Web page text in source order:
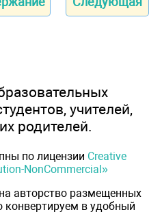
учителей,
родителей.
по лицензии Creative
NonCommercial»
авторство размещенных
в удобный